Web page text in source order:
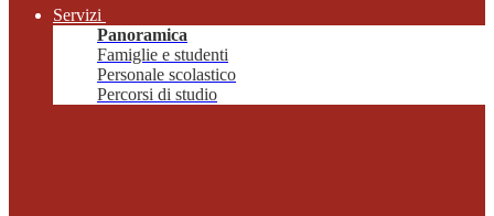
Servizi
Panoramica
Famiglie e studenti
Personale scolastico
Percorsi di studio